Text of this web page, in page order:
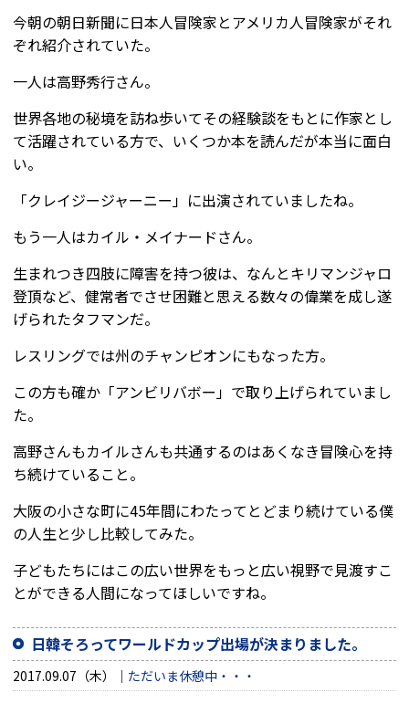
今朝の朝日新聞に日本人冒険家とアメリカ人冒険家がそれ
ぞれ紹介されていた。
一人は高野秀行さん。
世界各地の秘境を訪ね歩いてその経験談をもとに作家とし
て活躍されている方で、いくつか本を読んだが本当に面白
い。
「クレイジージャーニー」に出演されていましたね。
もう一人はカイル・メイナードさん。
生まれつき四肢に障害を持つ彼は、なんとキリマンジャロ
登頂など、健常者でさせ困難と思える数々の偉業を成し遂
げられたタフマンだ。
レスリングでは州のチャンピオンにもなった方。
この方も確か「アンビリバボー」で取り上げられていまし
た。
高野さんもカイルさんも共通するのはあくなき冒険心を持
ち続けていること。
大阪の小さな町に45年間にわたってとどまり続けている僕
の人生と少し比較してみた。
子どもたちにはこの広い世界をもっと広い視野で見渡すこ
とができる人間になってほしいですね。
日韓そろってワールドカップ出場が決まりました。
2017.09.07（木） ただいま休憩中・・・